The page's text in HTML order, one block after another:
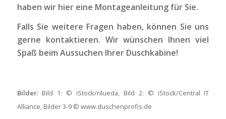
haben wir hiereine Montageanleitung für Sie.
Falls Sie weitere Fragen haben, können Sie uns
gerne kontaktieren. Wir wünschen Ihnen viel
Spaß beim Aussuchen Ihrer Duschkabine!
Bilder: Bild 1: © iStock/rilueda, Bild 2: © iStock/Central IT
Alliance, Bilder 3-9 © www.duschenprofis.de